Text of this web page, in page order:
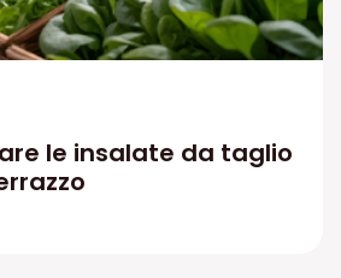
le insalate da taglio